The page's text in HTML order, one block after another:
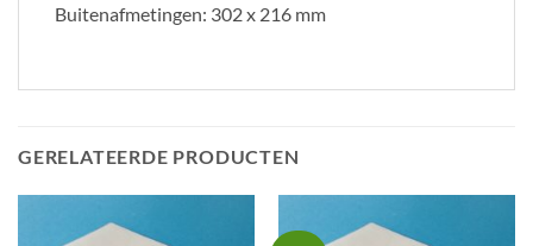
Buitenafmetingen: 302 x 216 mm
GERELATEERDE PRODUCTEN